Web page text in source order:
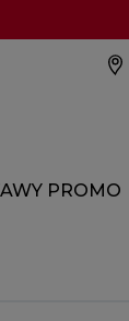
PROMO